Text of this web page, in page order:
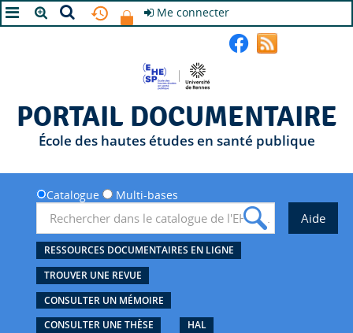
Me connecter
PORTAIL DOCUMENTAIRE
École des hautes études en santé publique
Catalogue Multi-bases
RESSOURCES DOCUMENTAIRES EN LIGNE
TROUVER UNE REVUE
CONSULTER UN MÉMOIRE
CONSULTER UNE THÈSE
HAL